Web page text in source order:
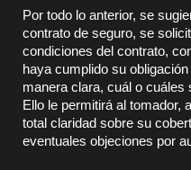
Por todo lo anterior, se
contrato de seguro, se
condiciones del contrato,
haya cumplido su
manera clara, cuál o cuáles
Ello le permitirá al tomador,
total claridad sobre su
eventuales objeciones por